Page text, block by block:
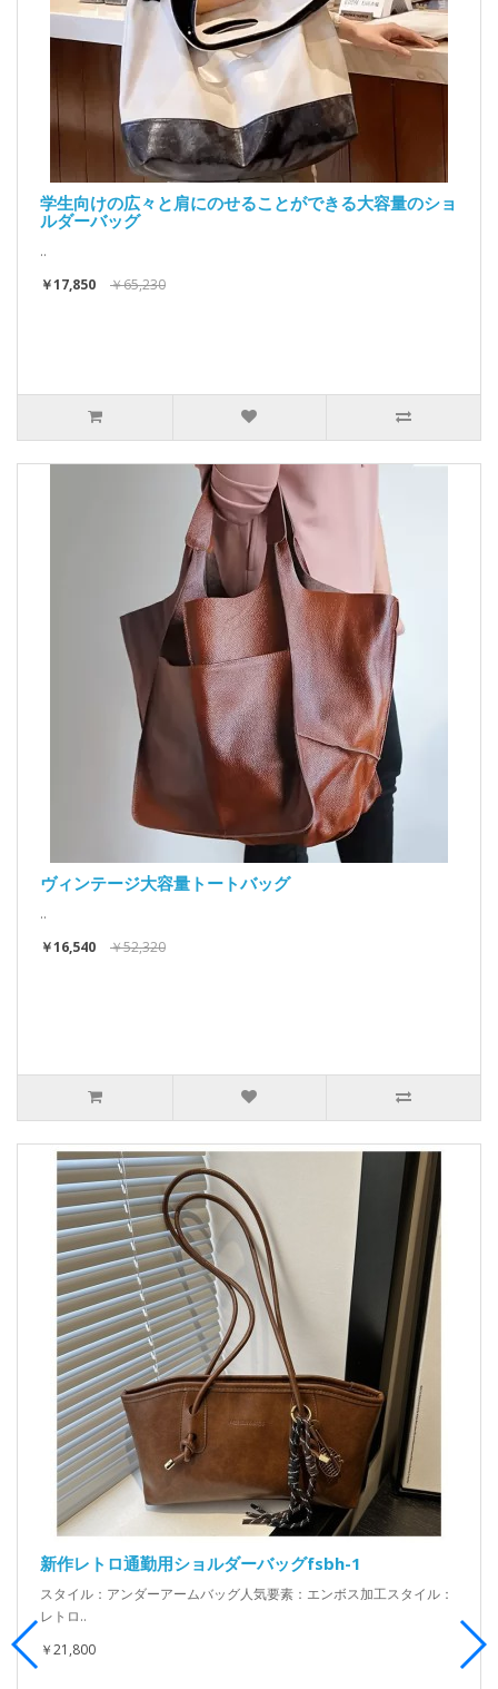
学生向けの広々と肩にのせることができる大容量のショ
ルダーバッグ
..
￥17,850
￥65,230
ヴィンテージ大容量トートバッグ
..
￥16,540
￥52,320
新作レトロ通勤用ショルダーバッグfsbh-1
スタイル：アンダーアームバッグ人気要素：エンボス加工スタイル：
レトロ..
￥21,800